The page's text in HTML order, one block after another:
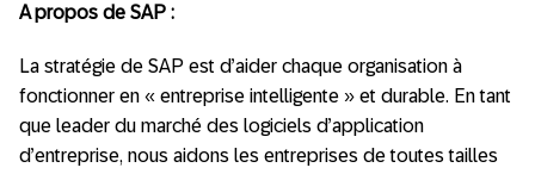
A propos de SAP :
La stratégie de SAP est d’aider chaque organisation à
fonctionner en « entreprise intelligente » et durable. En tant
que leader du marché des logiciels d’application
d’entreprise, nous aidons les entreprises de toutes tailles